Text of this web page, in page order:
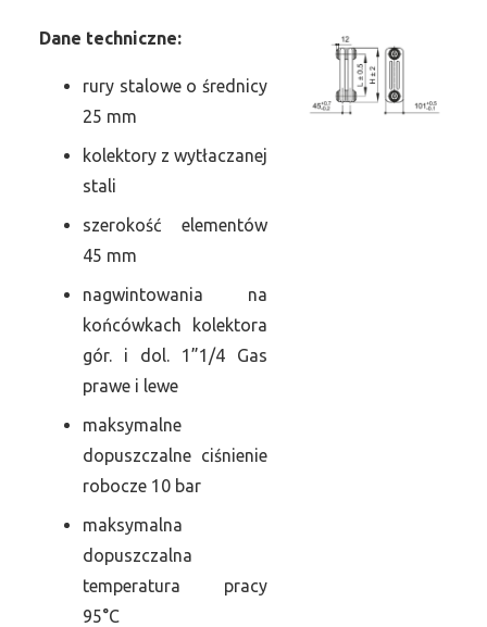
Dane techniczne:
rury stalowe o średnicy
25 mm
kolektory z wytłaczanej
stali
szerokość elementów
45 mm
nagwintowania na
końcówkach kolektora
gór. i dol. 1”1/4 Gas
prawe i lewe
maksymalne
dopuszczalne ciśnienie
robocze 10 bar
maksymalna
dopuszczalna
temperatura pracy
95°C